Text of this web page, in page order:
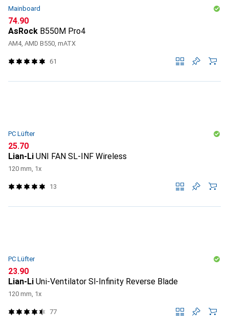
Mainboard
CHF
74.90
AsRock B550M Pro4
AM4, AMD B550, mATX
61
PC Lüfter
CHF
25.70
Lian-Li UNI FAN SL-INF Wireless
120 mm, 1x
13
PC Lüfter
CHF
23.90
Lian-Li Uni-Ventilator Sl-Infinity Reverse Blade
120 mm, 1x
77